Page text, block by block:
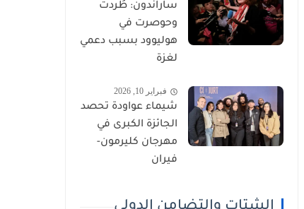
ساراندون: طُردت
وحوصرت في
هوليوود بسبب دعمي
لغزة
فبراير 10, 2026
شيماء عواودة تحصد
الجائزة الكبرى في
مهرجان كليرمون-
فيران